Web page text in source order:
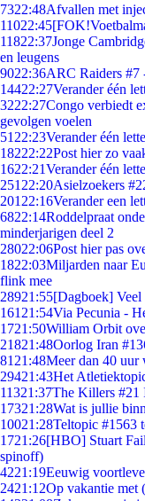
7322:48Afvallen met
11022:45
11822:37Jonge
en leugens
9022:36ARC Raiders #7
14422:27Verander één
3222:27Congo verbiedt
gevolgen voelen
51 22:23Verander één
18222:22Post hier zo
1622:21Verander één
251 22:20Asielzoekers
201 22:16Verander een
6822:14Roddelpraat
minderjarigen deel 2
28022:06Post hier pas
1822:03Miljarden naar
flink mee
28921:55[Dagboek]
161 21:54Via Pecunia -
1721:50William Orbit
21821:48Oorlog Iran
81 21:48Meer dan 40 uur
29421:43Het
11321:37The Killers #21
17321:28Wat is jullie
10021:28Teltopic #1563
1721:26[HBO] Stuart
spinoff)
4221:19Eeuwig
2421:12Op vakantie met